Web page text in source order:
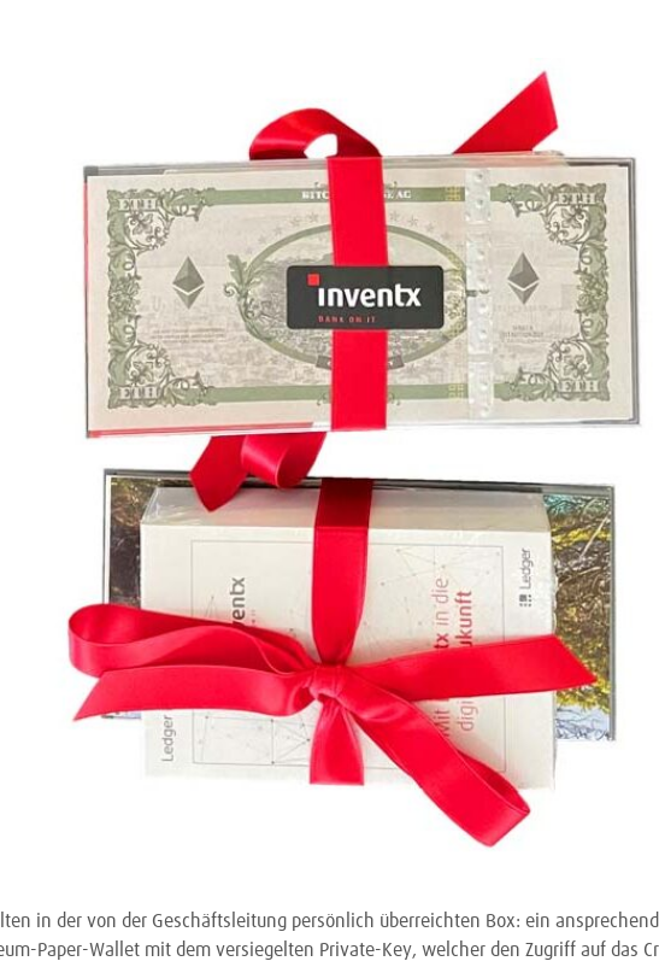
in der von der Geschäftsleitung persönlich überreichten Box: ein
Paper-Wallet mit dem versiegelten Private-Key, welcher den Zugriff auf das